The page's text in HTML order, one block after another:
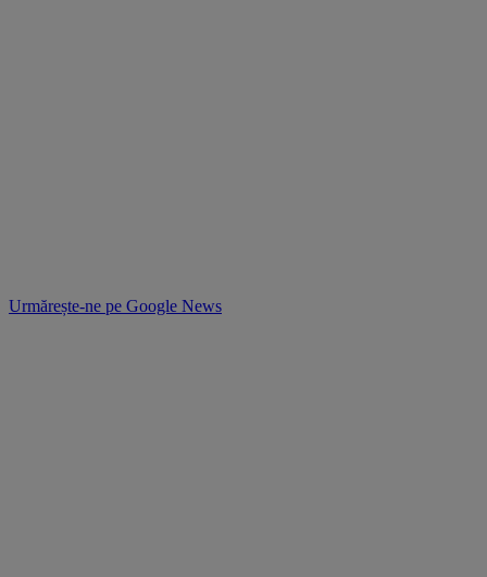
Urmărește-ne pe Google News